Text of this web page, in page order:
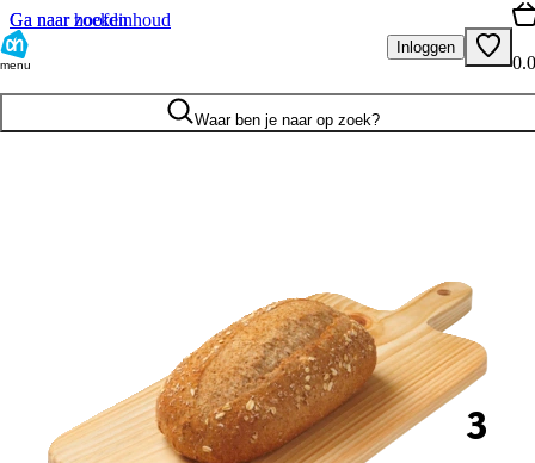
Ga naar hoofdinhoud
Ga naar zoeken
menu
Inloggen
Waar ben je naar op zoek?
3